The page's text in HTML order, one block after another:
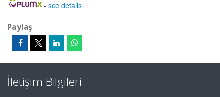
- see details
Paylaş
İletişim Bilgileri